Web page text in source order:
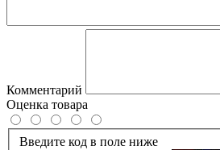
Комментарий
Оценка товара
Введите код в поле ниже